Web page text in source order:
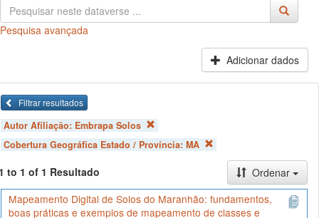
Pesquisa avançada
Adicionar dados
Filtrar resultados
Autor Afiliação: Embrapa Solos
Cobertura Geográfica Estado / Província: MA
to 1 of 1 Resultado
Ordenar
Mapeamento Digital de Solos do Maranhão: fundamentos,
boas práticas e exemplos de mapeamento de classes e